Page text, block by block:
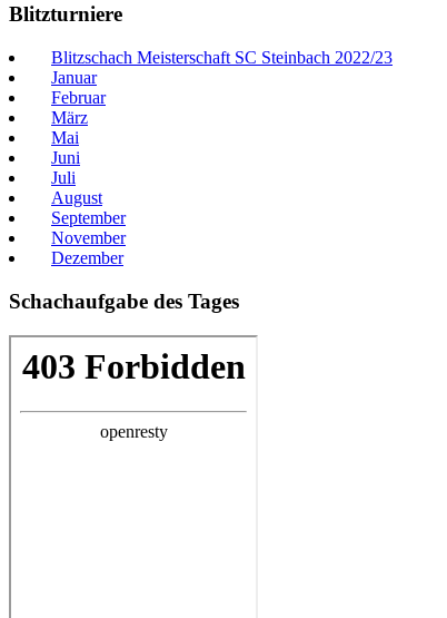
Blitzturniere
Blitzschach Meisterschaft SC Steinbach 2022/23
Januar
Februar
März
Mai
Juni
Juli
August
September
November
Dezember
Schachaufgabe des Tages